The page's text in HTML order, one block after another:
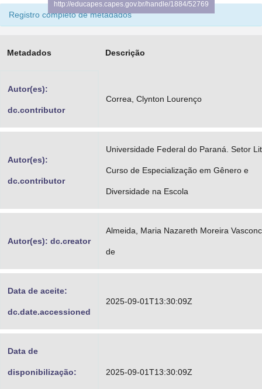
Gabinete de Segurança Institucional
Planalto
http://educapes.capes.gov.br/handle/1884/52769
Registro completo de metadados
Metadados Descrição
Autor(es):
dc.contributor
Correa, Clynton Lourenço
Autor(es):
dc.contributor
Universidade Federal do Paraná. Setor
Curso de Especialização em Gênero e
Diversidade na Escola
Autor(es): dc.creator
Almeida, Maria Nazareth Moreira
de
Data de aceite:
dc.date.accessioned
2025-09-01T13:30:09Z
Data de
disponibilização: 2025-09-01T13:30:09Z